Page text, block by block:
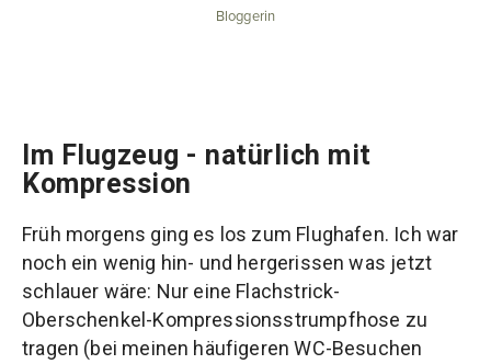
Bloggerin
Im Flugzeug - natürlich mit
Kompression
Früh morgens ging es los zum Flughafen. Ich war
noch ein wenig hin- und hergerissen was jetzt
schlauer wäre: Nur eine Flachstrick-
Oberschenkel-Kompressionsstrumpfhose zu
tragen (bei meinen häufigeren WC-Besuchen